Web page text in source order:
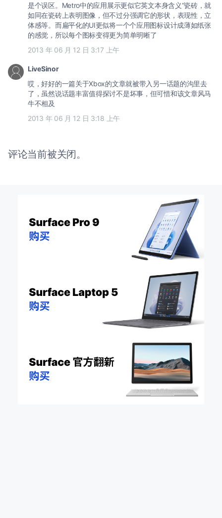
是个误区。Metro中的应用展示更似它英文本身含义“瓷砖，就
如同在瓷砖上表明图像，但不过分强调它的形状，表现性，立
体感等。而扁平化的UI更似将一个个应用图标设计成薄如纸张
的感觉，所以每个图标变得更为简单明晰了
2013 年 06 月 12 日 3:17 上午
LiveSinor
哎，好好的一篇关于Xbox的文章就被带入另一话题的沟里去
了，虽然说话题丰富值得探讨不是坏事，但可惜和该文章风马
牛不相及
2013 年 06 月 12 日 3:18 上午
评论当前被关闭。